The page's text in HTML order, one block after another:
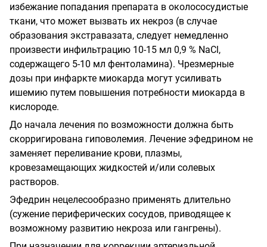
избежание попадания препарата в околососудистые
ткани, что может вызвать их некроз (в случае
образования экстравазата, следует немедленно
произвести инфильтрацию 10-15 мл 0,9 % NaCl,
содержащего 5-10 мл фентоламина). Чрезмерные
дозы при инфаркте миокарда могут усиливать
ишемию путем повышения потребности миокарда в
кислороде.
До начала лечения по возможности должна быть
скорригирована гиповолемия. Лечение эфедрином не
заменяет переливание крови, плазмы,
кровезамещающих жидкостей и/или солевых
растворов.
Эфедрин нецелесообразно применять длительно
(сужение периферических сосудов, приводящее к
возможному развитию некроза или гангрены).